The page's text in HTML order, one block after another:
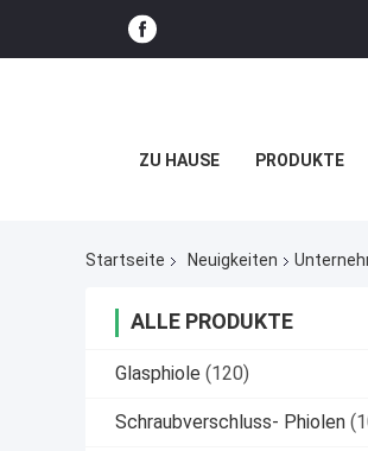
ZU HAUSE PRODUKTE
Startseite Neuigkeiten
ALLE PRODUKTE
Glasphiole (120)
Schraubverschluss- Phiolen